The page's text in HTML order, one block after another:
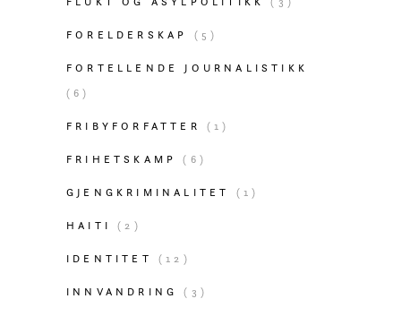
FORELDERSKAP (5)
FORTELLENDE JOURNALISTIKK
(6)
FRIBYFORFATTER (1)
FRIHETSKAMP (6)
GJENGKRIMINALITET (1)
HAITI (2)
IDENTITET (12)
INNVANDRING (3)